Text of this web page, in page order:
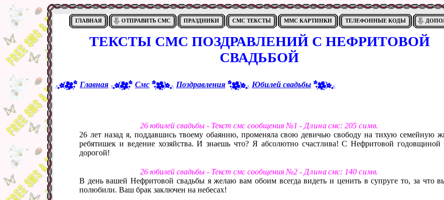
ГЛАВНАЯ ОТПРАВИТЬ СМС ПРАЗДНИКИ СМС ТЕКСТЫ ММС КАРТИНКИ ТЕЛЕФОННЫЕ КОДЫ
ТЕКСТЫ СМС ПОЗДРАВЛЕНИЙ С НЕФРИТОВОЙ
СВАДЬБОЙ
Главная Смс Поздравления Юбилей свадьбы
26 юбилей свадьбы - Текст смс сообщения №1 - Д л и н асмс: 205 с и м в.
26 лет назад я, поддавшись твоему обаянию, променяла свою девичью свободу на тихую семейную
ребятишек и ведение хозяйства. И знаешь что? Я абсолютно счастлива! С Нефритовой годовщиной
дорогой!
26 юбилей свадьбы - Текст смс сообщения №2 - Д л и н асмс: 140 с и м в.
В день вашей Нефритовой свадьбы я желаю вам обоим всегда видеть и ценить в супруге то, за что
полюбили. Ваш брак заключен на небесах!